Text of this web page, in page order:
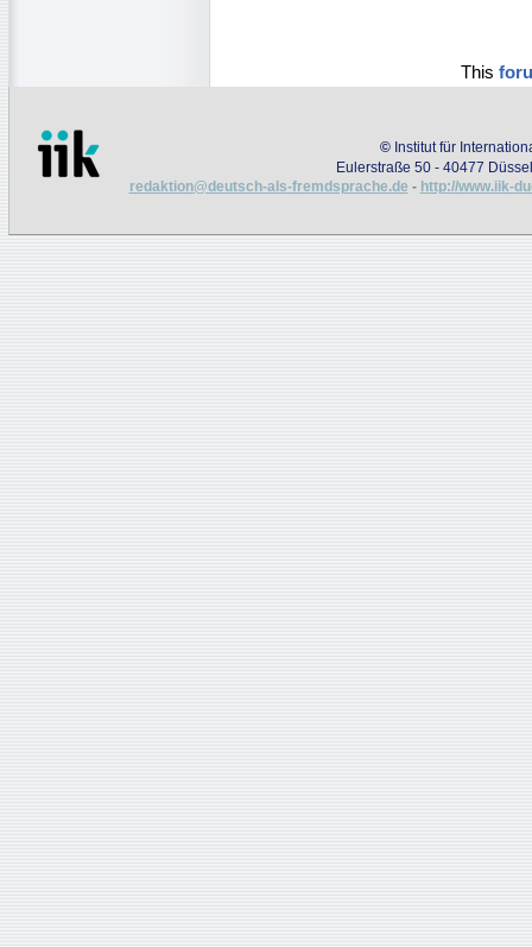
This
© Institut für
Eulerstraße 50 - 40477
redaktion@deutsch-als-fremdsprache.de - http://www.iik-